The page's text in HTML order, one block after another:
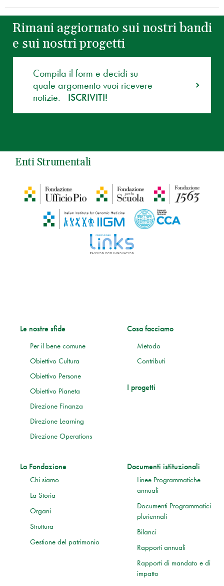
Rimani aggiornato sui nostri bandi
e sui nostri progetti
Compila il form e decidi su
quale argomento vuoi ricevere
notizie.
ISCRIVITI!
Enti Strumentali
Le nostre sfide
Per il bene comune
Obiettivo Cultura
Obiettivo Persone
Obiettivo Pianeta
Direzione Finanza
Direzione Learning
Direzione Operations
Cosa facciamo
Metodo
Contributi
I progetti
La Fondazione
Chi siamo
La Storia
Organi
Struttura
Gestione del patrimonio
Documenti istituzionali
Linee Programmatiche
annuali
Documenti Programmatici
pluriennali
Bilanci
Rapporti annuali
Rapporti di mandato e di
impatto